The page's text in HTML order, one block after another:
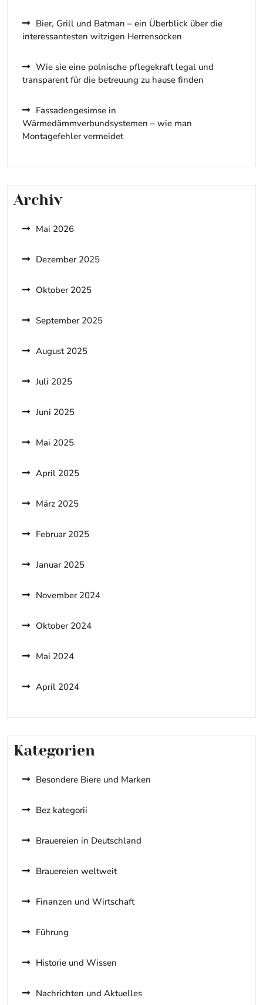
Bier, Grill und Batman – ein Überblick über die
interessantesten witzigen Herrensocken
Wie sie eine polnische pflegekraft legal und
transparent für die betreuung zu hause finden
Fassadengesimse in
Wärmedämmverbundsystemen – wie man
Montagefehler vermeidet
Archiv
Mai 2026
Dezember 2025
Oktober 2025
September 2025
August 2025
Juli 2025
Juni 2025
Mai 2025
April 2025
März 2025
Februar 2025
Januar 2025
November 2024
Oktober 2024
Mai 2024
April 2024
Kategorien
Besondere Biere und Marken
Bez kategorii
Brauereien in Deutschland
Brauereien weltweit
Finanzen und Wirtschaft
Führung
Historie und Wissen
Nachrichten und Aktuelles